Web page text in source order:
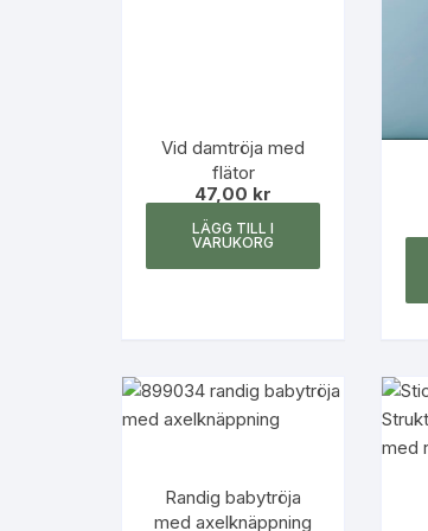
Vid damtröja med
flätor
47,00 kr
LÄGG TILL I
VARUKORG
Randig babytröja
med axelknäppning